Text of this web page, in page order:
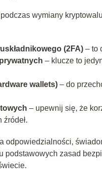
wymiany
(2FA) – to
– klucze to
wallets) – do
– upewnij się, że
odpowiedzialności,
podstawowych zasad